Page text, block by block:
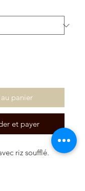
panier
et payer
riz soufflé.